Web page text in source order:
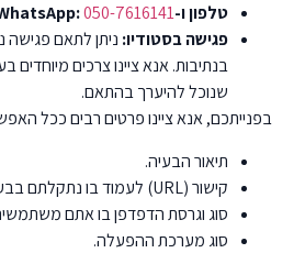
טלפון ו-WhatsApp:050-7616141
פגישה בסטודיו: ניתן לתאם פגישה
בנתיבות. אנא ציינו צרכים מיוחדים
שנוכל להיערך בהתאם.
בפנייתכם, אנא ציינו פרטים רבים ככל
תיאור הבעיה.
קישור (URL) לעמוד בו נתקלתם בבעיה.
סוג וגרסת הדפדפן בו אתם
סוג מערכת ההפעלה.